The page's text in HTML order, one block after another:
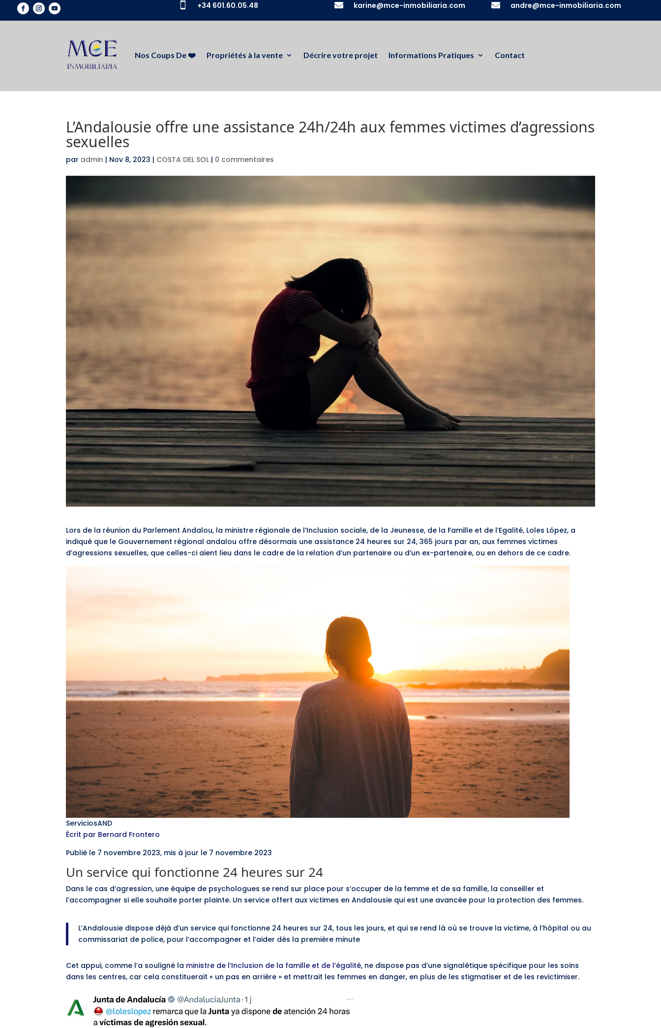
 +34 601.60.05.48  karine@mce-inmobiliaria.com  andre@mce-inmobiliaria.com
Nos Coups De ❤️ Propriétés à la vente Décrire votre projet Informations Pratiques Contact
L’Andalousie offre une assistance 24h/24h aux femmes victimes d’agressions
sexuelles
par admin | Nov 8, 2023 | COSTA DEL SOL | 0 commentaires
Lors de la réunion du Parlement Andalou, la ministre régionale de l’Inclusion sociale, de la Jeunesse, de la Famille et de l’Egalité, Loles López, a
indiqué que le Gouvernement régional andalou offre désormais une assistance 24 heures sur 24, 365 jours par an, aux femmes victimes
d’agressions sexuelles, que celles-ci aient lieu dans le cadre de la relation d’un partenaire ou d’un ex-partenaire, ou en dehors de ce cadre.
ServiciosAND
Écrit par Bernard Frontero
Publié le 7 novembre 2023, mis à jour le 7 novembre 2023
Un service qui fonctionne 24 heures sur 24
Dans le cas d’agression, une équipe de psychologues se rend sur place pour s’occuper de la femme et de sa famille, la conseiller et
l’accompagner si elle souhaite porter plainte. Un service offert aux victimes en Andalousie qui est une avancée pour la protection des femmes.
L’Andalousie dispose déjà d’un service qui fonctionne 24 heures sur 24, tous les jours, et qui se rend là où se trouve la victime, à l’hôpital ou au
commissariat de police, pour l’accompagner et l’aider dès la première minute
Cet appui, comme l’a souligné la ministre de l’Inclusion de la famille et de l’égalité, ne dispose pas d’une signalétique spécifique pour les soins
dans les centres, car cela constituerait « un pas en arrière » et mettrait les femmes en danger, en plus de les stigmatiser et de les revictimiser.